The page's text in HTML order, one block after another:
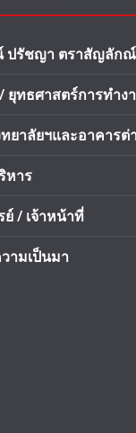
ปรัชญา ตราสัญลักณ์
ยุทธศาสตร์การทำง
ยาลัยฯและอาคารต่
หาร
/ เจ้าหน้าที่
ามเป็นมา